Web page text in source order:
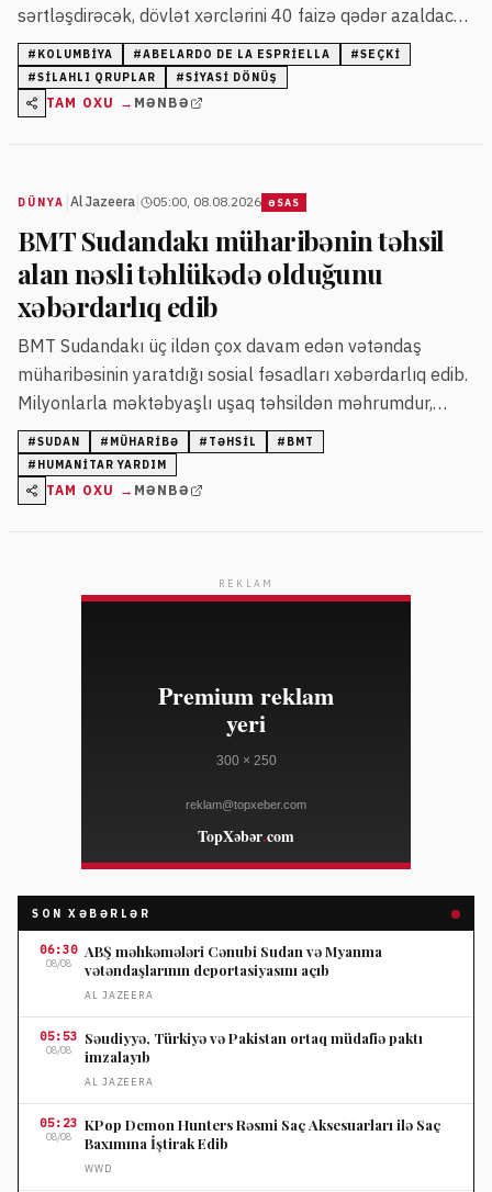
sərtləşdirəcək, dövlət xərclərini 40 faizə qədər azaldacaq
və neft-qaz sənayesini canlandırmağı planlaşdırır.
# KOLUMBIYA #ABELARDO DE LA ESPRIELLA #SEÇKI
#SILAHLI QRUPLAR #SIYASI DÖNÜŞ
TAM OXU → MƏNBƏ
DÜNYA Al Jazeera 05:00, 08.08.2026 ƏSAS
BMT Sudandakı müharibənin təhsil
alan nəsli təhlükədə olduğunu
xəbərdarlıq edib
BMT Sudandakı üç ildən çox davam edən vətəndaş
müharibəsinin yaratdığı sosial fəsadları xəbərdarlıq edib.
Milyonlarla məktəbyaşlı uşaq təhsildən məhrumdur,
münaqişə qadınlar və uşaqlara mənfi təsir göstərir.
#SUDAN # MÜHARIBƏ # TƏHSIL # BMT
# HUMANITAR YARDIM
TAM OXU → MƏNBƏ
REKLAM
SON XƏBƏRLƏR
06:30
08/08
ABŞ məhkəmələri Cənubi Sudan və Myanma
vətəndaşlarının deportasiyasını açıb
AL JAZEERA
05:53
08/08
Səudiyyə, Türkiyə və Pakistan ortaq müdafiə paktı
imzalayıb
AL JAZEERA
05:23
08/08
KPop Demon Hunters Rəsmi Saç Aksesuarları ilə Saç
Baxımına İştirak Edib
WWD